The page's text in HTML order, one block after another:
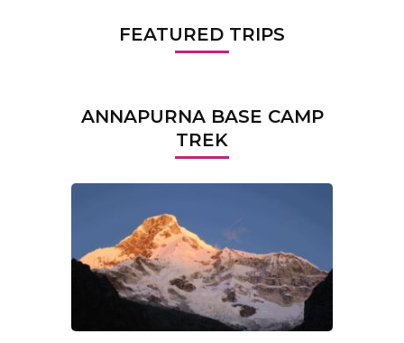
FEATURED TRIPS
ANNAPURNA BASE CAMP
TREK